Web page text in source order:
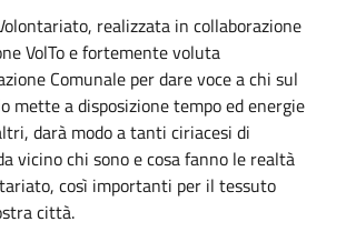
realizzata in collaborazione
VolTo e fortemente voluta
Comunale per dare voce a chi sul
mette a disposizione tempo ed energie
darà modo a tanti ciriacesi di
vicino chi sono e cosa fanno le realtà
così importanti per il tessuto
città.